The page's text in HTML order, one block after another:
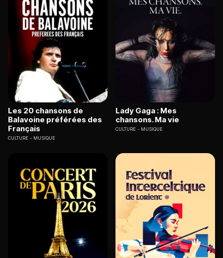
Les 20 chansons de
Balavoine préférées des
Français
CULTURE MUSIQUE
Lady Gaga : Mes
chansons. Ma vie
CULTURE MUSIQUE